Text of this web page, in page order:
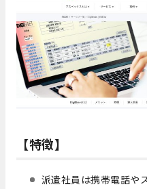
【特徴】
派遣社員は携帯電話や